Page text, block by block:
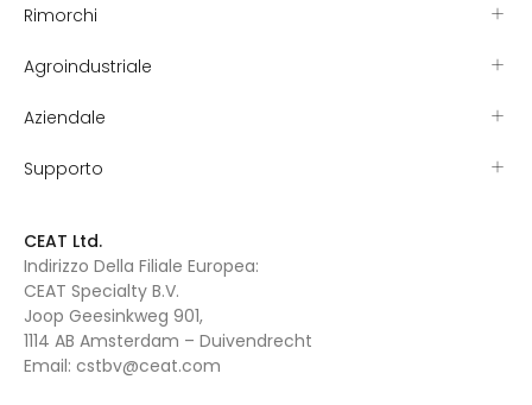
Rimorchi
Agroindustriale
Aziendale
Supporto
CEAT Ltd.
Indirizzo Della Filiale Europea:
CEAT Specialty B.V.
Joop Geesinkweg 901,
1114 AB Amsterdam – Duivendrecht
Email: cstbv@ceat.com